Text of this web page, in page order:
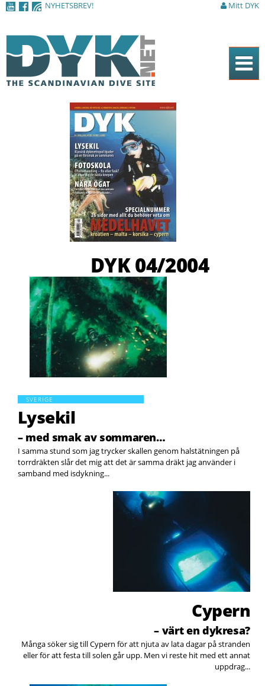
NYHETSBREV! Mitt DYK
Hem
Tidningen
DYK Guiden
DYK 04/2004
SVERIGE
Lysekil
– med smak av sommaren…
I samma stund som jag trycker skallen genom halstätningen på
torrdräkten slår det mig att det är samma dräkt jag använder i
samband med isdykning...
Cypern
– värt en dykresa?
Många söker sig till Cypern för att njuta av lata dagar på stranden
eller för att festa till solen går upp. Men vi reste hit med ett annat
uppdrag...